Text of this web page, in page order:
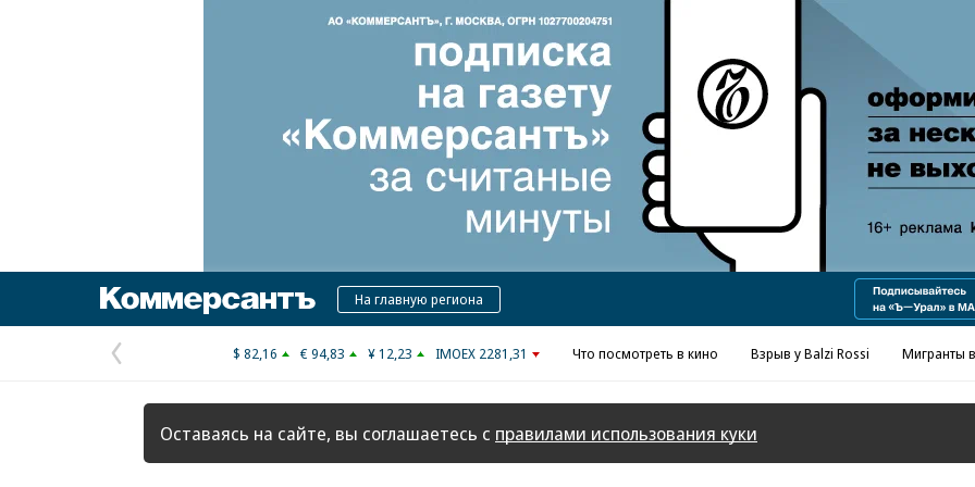
КоммерсантъНа главную региона
Предыдущая
страница
$ 82,16 € 94,83 ¥ 12,23 IMOEX 2281,31 Что посмотреть в кино Взрыв у Balzi Rossi Мигранты
Оставаясь на сайте, вы соглашаетесь с правилами использования куки